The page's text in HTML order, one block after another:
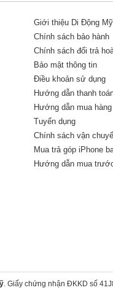
Giới thiệu Di Động Mỹ
Chính sách bảo hành
Chính sách đổi trả
Bảo mật thông tin
Điều khoản sử dụng
Hướng dẫn thanh
Hướng dẫn mua
Tuyển dụng
Chính sách vận
Mua trả góp iPhone
Hướng dẫn mua
. Giấy chứng nhận ĐKKD số